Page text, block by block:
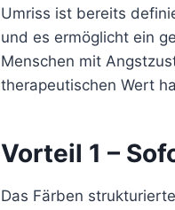
Umriss ist bereits
und es ermöglicht ein
Menschen mit
therapeutischen Wert
Vorteil 1 –
Das Färben